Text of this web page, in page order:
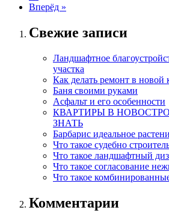
Вперёд »
Свежие записи
Ландшафтное
участка
Как делать ремонт в новой
Баня своими руками
Асфальт и его особенности
КВАРТИРЫ В
ЗНАТЬ
Барбарис идеальное
Что такое судебно
Что такое ландшафтный
Что такое согласование
Что такое
Комментарии